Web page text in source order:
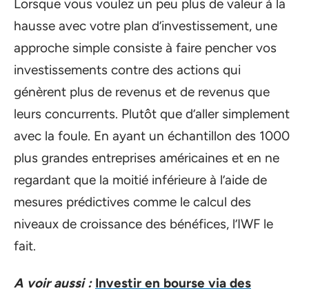
Lorsque vous voulez un peu plus de valeur à la
hausse avec votre plan d’investissement, une
approche simple consiste à faire pencher vos
investissements contre des actions qui
génèrent plus de revenus et de revenus que
leurs concurrents. Plutôt que d’aller simplement
avec la foule. En ayant un échantillon des 1000
plus grandes entreprises américaines et en ne
regardant que la moitié inférieure à l’aide de
mesures prédictives comme le calcul des
niveaux de croissance des bénéfices, l’IWF le
fait.
A voir aussi : Investir en bourse via des